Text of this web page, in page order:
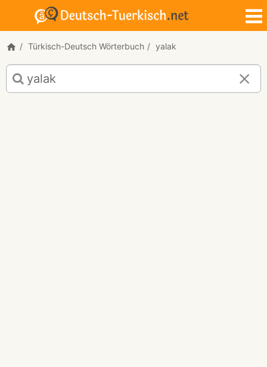
Türkisch-Deutsch Wörterbuch yalak
Türkisch-
Deutsch
Übersetzung